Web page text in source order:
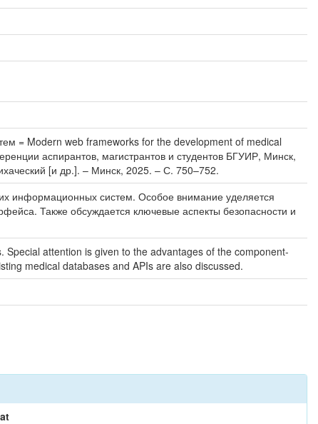
= Modern web frameworks for the development of medical
аспирантов, магистрантов и студентов БГУИР, Минск,
[и др.]. – Минск, 2025. – С. 750–752.
информационных систем. Особое внимание уделяется
Также обсуждается ключевые аспекты безопасности и
attention is given to the advantages of the component-
medical databases and APIs are also discussed.